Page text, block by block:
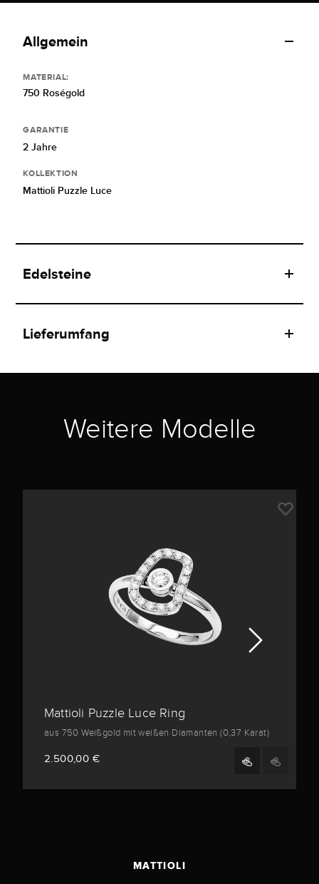
Allgemein
MATERIAL:
750 Roségold
GARANTIE
2 Jahre
KOLLEKTION
Mattioli Puzzle Luce
Edelsteine
Lieferumfang
Weitere Modelle
Mattioli Puzzle Luce Ring
aus 750 Weißgold mit weißen Diamanten (0,37 Karat)
2.500,00 €
MATTIOLI